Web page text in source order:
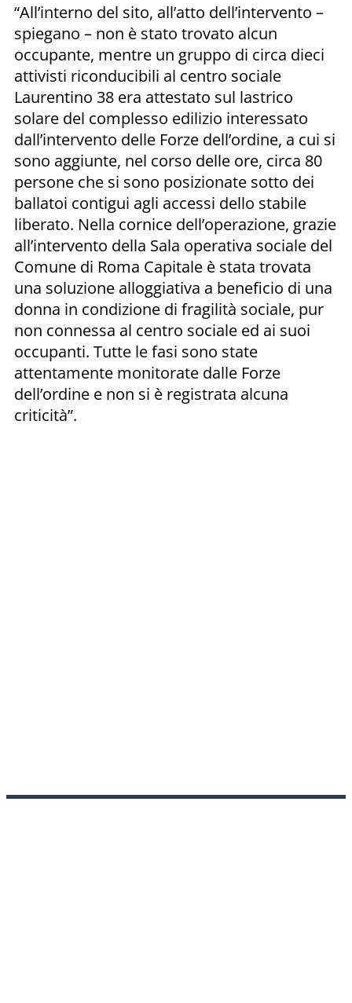
“All’interno del sito, all’atto dell’intervento –
spiegano – non è stato trovato alcun
occupante, mentre un gruppo di circa dieci
attivisti riconducibili al centro sociale
Laurentino 38 era attestato sul lastrico
solare del complesso edilizio interessato
dall’intervento delle Forze dell’ordine, a cui si
sono aggiunte, nel corso delle ore, circa 80
persone che si sono posizionate sotto dei
ballatoi contigui agli accessi dello stabile
liberato. Nella cornice dell’operazione, grazie
all’intervento della Sala operativa sociale del
Comune di Roma Capitale è stata trovata
una soluzione alloggiativa a beneficio di una
donna in condizione di fragilità sociale, pur
non connessa al centro sociale ed ai suoi
occupanti. Tutte le fasi sono state
attentamente monitorate dalle Forze
dell’ordine e non si è registrata alcuna
criticità”.